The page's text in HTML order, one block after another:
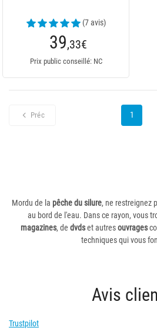
(7 avis)
39,33€
Prix public conseillé: NC
Préc 1
Mordu de la pêche du silure, ne restreignez
au bord de l'eau. Dans ce rayon, vous
magazines, de dvdset autresouvrages
techniques qui vous
Avis
Trustpilot